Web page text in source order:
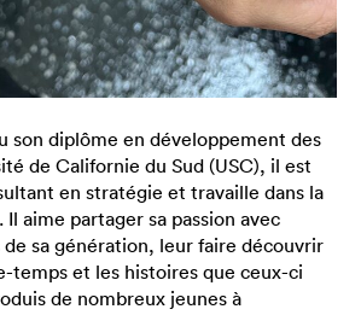
son diplôme en développement des
de Californie du Sud (USC), il est
en stratégie et travaille dans la
aime partager sa passion avec
de sa génération, leur faire découvrir
temps et les histoires que ceux-ci
de nombreux jeunes à